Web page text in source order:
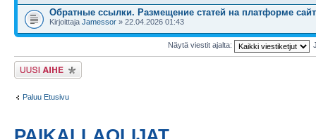
Обратные ссылки. Размещение статей на платформе
Kirjoittaja Jamessor » 22.04.2026 01:43
Näytä viestit ajalta:
Lähetä uusi viesti
Paluu Etusivu